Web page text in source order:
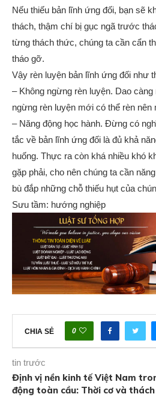
Nếu thiếu bản lĩnh ứng đối, bạn sẽ
thách, thậm chí bị gục ngã trước
từng thách thức, chúng ta cần cẩn
tháo gỡ.
Vậy rèn luyện bản lĩnh ứng đối như
– Không ngừng rèn luyện. Dao
ngừng rèn luyện mới có thể rèn
– Năng động học hành. Đừng có
tắc về bản lĩnh ứng đối là đủ khả
huống. Thực ra còn khá nhiều khó
gặp phải, cho nên chúng ta cần
bù đắp những chỗ thiếu hụt của
Sưu tầm: hướng nghiệp
CHIA SẺ 0
tin trước
Định vị nền kinh tế Việt Nam
động toàn cầu: Thời cơ và